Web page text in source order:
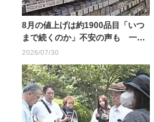
8月の値上げは約1900品目「いつ
まで続くのか」不安の声も 一方
従来の健康保険証...
2026/07/30